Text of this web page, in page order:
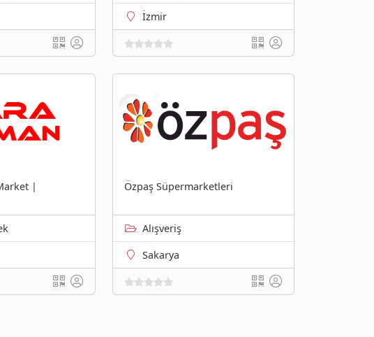
İzmir
|
Özpaş Süpermarketleri
Alışveriş
Sakarya